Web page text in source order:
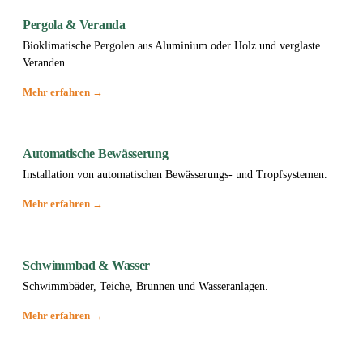
Pergola & Veranda
Bioklimatische Pergolen aus Aluminium oder Holz und verglaste
Veranden.
Mehr erfahren →
Automatische Bewässerung
Installation von automatischen Bewässerungs- und Tropfsystemen.
Mehr erfahren →
Schwimmbad & Wasser
Schwimmbäder, Teiche, Brunnen und Wasseranlagen.
Mehr erfahren →